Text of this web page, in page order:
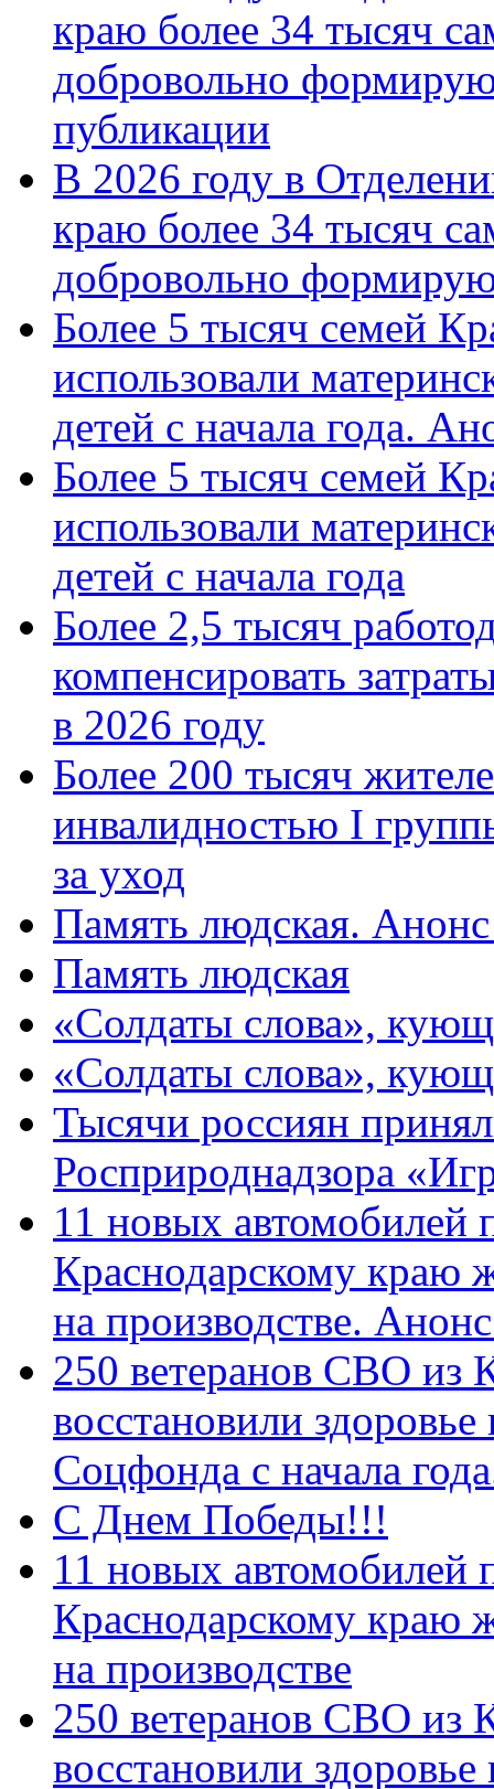
краю более 34 тысяч
добровольно
публикации
В 2026 году в
краю более 34 тысяч
добровольно
Более 5 тысяч семей
использовали
детей с начала года.
Более 5 тысяч семей
использовали
детей с начала года
Более 2,5 тысяч
компенсировать
в 2026 году
Более 200 тысяч
инвалидностью I
за уход
Память людская.
Память людская
«Солдаты слова»,
«Солдаты слова»,
Тысячи россиян
Росприроднадзора
11 новых автомобилей
Краснодарскому краю
на производстве.
250 ветеранов СВО из
восстановили
Соцфонда с начала
С Днем Победы!!!
11 новых автомобилей
Краснодарскому краю
на производстве
250 ветеранов СВО из
восстановили